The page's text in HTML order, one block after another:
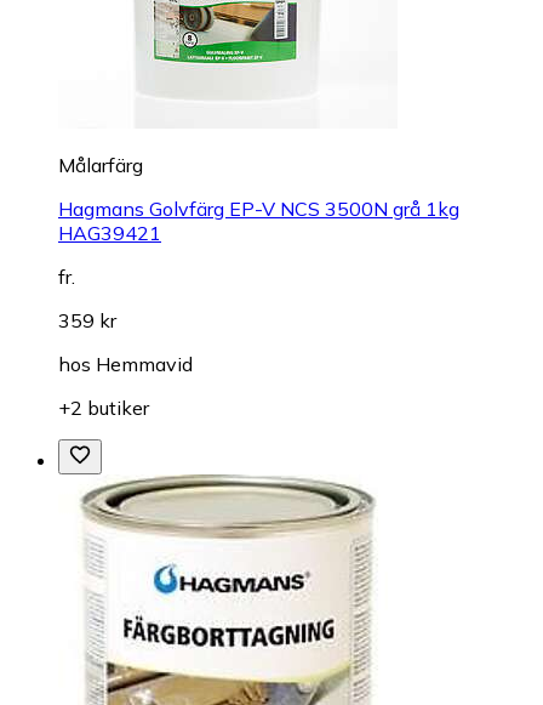
Målarfärg
Hagmans Golvfärg EP-V NCS 3500N grå 1kg
HAG39421
fr.
359 kr
hos Hemmavid
+2 butiker